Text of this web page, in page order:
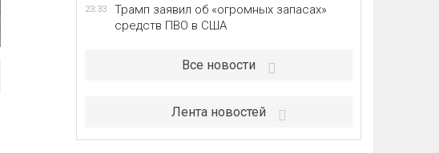
23:33
Трамп заявил об «огромных запасах»
средств ПВО в США
Все новости
Лента новостей